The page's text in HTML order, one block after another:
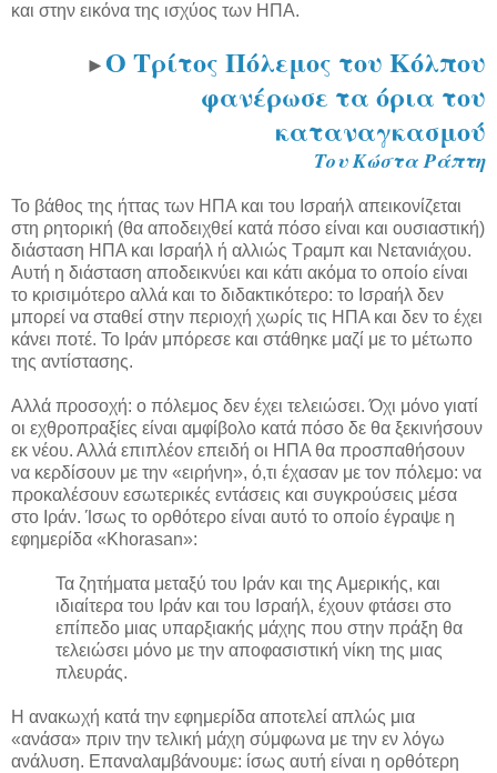
και στην εικόνα της ισχύος των ΗΠΑ.
►Ο Τρίτος Πόλεμος του Κόλπου
φανέρωσε τα όρια του
καταναγκασμού
Του Κώστα Ράπτη
Το βάθος της ήττας των ΗΠΑ και του Ισραήλ απεικονίζεται
στη ρητορική (θα αποδειχθεί κατά πόσο είναι και ουσιαστική)
διάσταση ΗΠΑ και Ισραήλ ή αλλιώς Τραμπ και Νετανιάχου.
Αυτή η διάσταση αποδεικνύει και κάτι ακόμα το οποίο είναι
το κρισιμότερο αλλά και το διδακτικότερο: το Ισραήλ δεν
μπορεί να σταθεί στην περιοχή χωρίς τις ΗΠΑ και δεν το έχει
κάνει ποτέ. Το Ιράν μπόρεσε και στάθηκε μαζί με το μέτωπο
της αντίστασης.
Αλλά προσοχή: ο πόλεμος δεν έχει τελειώσει. Όχι μόνο γιατί
οι εχθροπραξίες είναι αμφίβολο κατά πόσο δε θα ξεκινήσουν
εκ νέου. Αλλά επιπλέον επειδή οι ΗΠΑ θα προσπαθήσουν
να κερδίσουν με την «ειρήνη», ό,τι έχασαν με τον πόλεμο: να
προκαλέσουν εσωτερικές εντάσεις και συγκρούσεις μέσα
στο Ιράν. Ίσως το ορθότερο είναι αυτό το οποίο έγραψε η
εφημερίδα «Khorasan»:
Τα ζητήματα μεταξύ του Ιράν και της Αμερικής, και
ιδιαίτερα του Ιράν και του Ισραήλ, έχουν φτάσει στο
επίπεδο μιας υπαρξιακής μάχης που στην πράξη θα
τελειώσει μόνο με την αποφασιστική νίκη της μιας
πλευράς.
Η ανακωχή κατά την εφημερίδα αποτελεί απλώς μια
«ανάσα» πριν την τελική μάχη σύμφωνα με την εν λόγω
ανάλυση. Επαναλαμβάνουμε: ίσως αυτή είναι η ορθότερη